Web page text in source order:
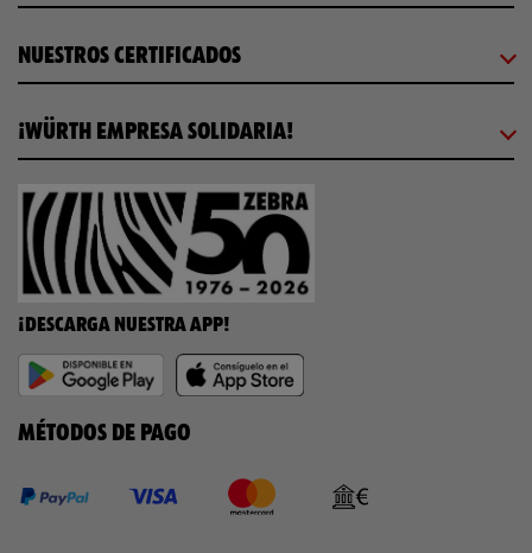
NUESTROS CERTIFICADOS
¡WÜRTH EMPRESA SOLIDARIA!
¡DESCARGA NUESTRA APP!
MÉTODOS DE PAGO